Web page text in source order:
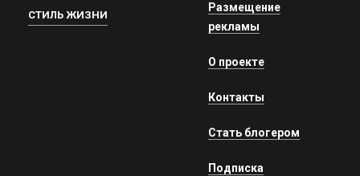
СТИЛЬ ЖИЗНИ
Размещение
рекламы
О проекте
Контакты
Стать блогером
Подписка